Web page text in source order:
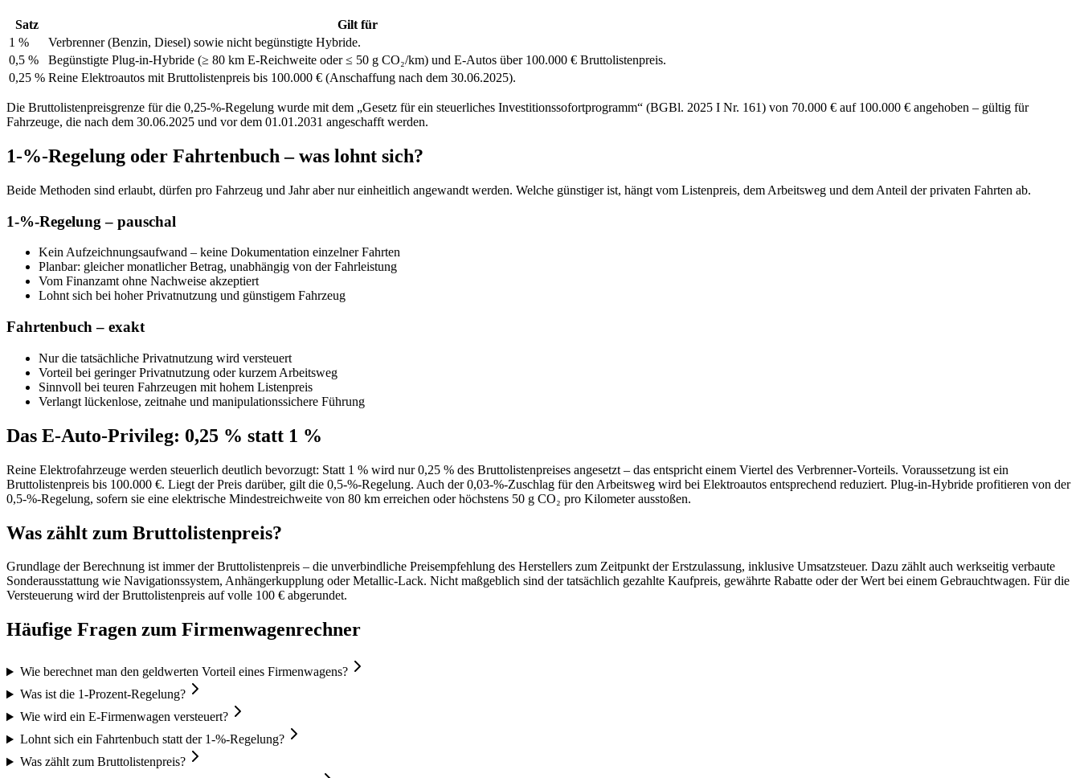
Satz
Gilt für
1 %
Verbrenner (Benzin, Diesel) sowie nicht begünstigte Hybride.
0,5 %
Begünstigte Plug-in-Hybride (≥ 80 km E-Reichweite oder ≤ 50 g CO₂/km) und E-Autos über 100.000 € Bruttolistenpreis.
0,25 % Reine Elektroautos mit Bruttolistenpreis bis 100.000 € (Anschaffung nach dem 30.06.2025).
Die Bruttolistenpreisgrenze für die 0,25-%-Regelung wurde mit dem „Gesetz für ein steuerliches Investitionssofortprogramm“ (BGBl. 2025 I Nr. 161) von 70.000 € auf 100.000 € angehoben – gültig für
Fahrzeuge, die nach dem 30.06.2025 und vor dem 01.01.2031 angeschafft werden.
1-%-Regelung oder Fahrtenbuch – was lohnt sich?
Beide Methoden sind erlaubt, dürfen pro Fahrzeug und Jahr aber nur einheitlich angewandt werden. Welche günstiger ist, hängt vom Listenpreis, dem Arbeitsweg und dem Anteil der privaten Fahrten ab.
1-%-Regelung – pauschal
Kein Aufzeichnungsaufwand – keine Dokumentation einzelner Fahrten
Planbar: gleicher monatlicher Betrag, unabhängig von der Fahrleistung
Vom Finanzamt ohne Nachweise akzeptiert
Lohnt sich bei hoher Privatnutzung und günstigem Fahrzeug
Fahrtenbuch – exakt
Nur die tatsächliche Privatnutzung wird versteuert
Vorteil bei geringer Privatnutzung oder kurzem Arbeitsweg
Sinnvoll bei teuren Fahrzeugen mit hohem Listenpreis
Verlangt lückenlose, zeitnahe und manipulationssichere Führung
Das E-Auto-Privileg: 0,25 % statt 1 %
Reine Elektrofahrzeuge werden steuerlich deutlich bevorzugt: Statt 1 % wird nur 0,25 % des Bruttolistenpreises angesetzt – das entspricht einem Viertel des Verbrenner-Vorteils. Voraussetzung ist ein
Bruttolistenpreis bis 100.000 €. Liegt der Preis darüber, gilt die 0,5-%-Regelung. Auch der 0,03-%-Zuschlag für den Arbeitsweg wird bei Elektroautos entsprechend reduziert. Plug-in-Hybride profitieren von der
0,5-%-Regelung, sofern sie eine elektrische Mindestreichweite von 80 km erreichen oder höchstens 50 g CO₂ pro Kilometer ausstoßen.
Was zählt zum Bruttolistenpreis?
Grundlage der Berechnung ist immer der Bruttolistenpreis – die unverbindliche Preisempfehlung des Herstellers zum Zeitpunkt der Erstzulassung, inklusive Umsatzsteuer. Dazu zählt auch werkseitig verbaute
Sonderausstattung wie Navigationssystem, Anhängerkupplung oder Metallic-Lack. Nicht maßgeblich sind der tatsächlich gezahlte Kaufpreis, gewährte Rabatte oder der Wert bei einem Gebrauchtwagen. Für die
Versteuerung wird der Bruttolistenpreis auf volle 100 € abgerundet.
Häufige Fragen zum Firmenwagenrechner
Wie berechnet man den geldwerten Vorteil eines Firmenwagens?
Was ist die 1-Prozent-Regelung?
Wie wird ein E-Firmenwagen versteuert?
Lohnt sich ein Fahrtenbuch statt der 1-%-Regelung?
Was zählt zum Bruttolistenpreis?